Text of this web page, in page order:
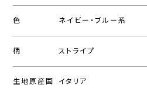
色 ネイビー・ブルー系
柄 ストライプ
生地原産国 イタリア